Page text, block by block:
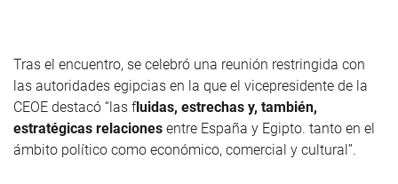
Tras el encuentro, se celebró una reunión restringida con
las autoridades egipcias en la que el vicepresidente de la
CEOE destacó “ las fluidas, estrechas y, también,
estratégicas relaciones entre España y Egipto. tanto en el
ámbito político como económico, comercial y cultural”.